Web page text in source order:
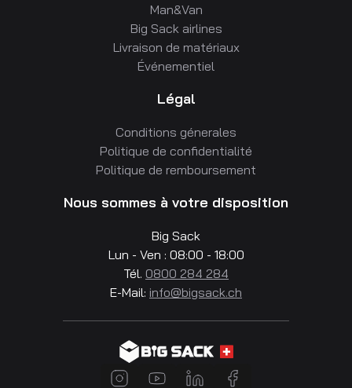
Man&Van
Big Sack airlines
Livraison de matériaux
Événementiel
Légal
Conditions génerales
Politique de confidentialité
Politique de remboursement
Nous sommes à votre disposition
Big Sack
Lun - Ven : 08:00 - 18:00
Tél. 0800 284 284
E-Mail: info@bigsack.ch